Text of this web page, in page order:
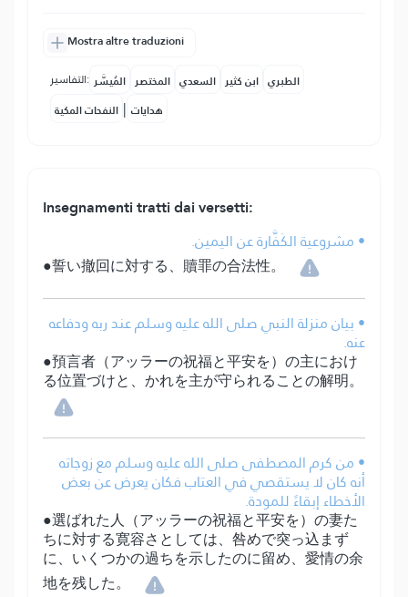
Mostra altre traduzioni
التفاسير: المُيسَّر المختصر السعدي ابن كثير الطبري
النفحات المكية | هدايات
Insegnamenti tratti dai versetti:
• مشروعية الكَفَّارة عن اليمين.
●誓い撤回に対する、贖罪の合法性。
• بيان منزلة النبي صلى الله عليه وسلم عند ربه ودفاعه
عنه.
●預言者（アッラーの祝福と平安を）の主におけ
る位置づけと、かれを主が守られることの解明。
• من كرم المصطفى صلى الله عليه وسلم مع زوجاته
أنه كان لا يستقصي في العتاب فكان يعرض عن بعض
الأخطاء إبقاءً للمودة.
●選ばれた人（アッラーの祝福と平安を）の妻た
ちに対する寛容さとしては、咎めで突っ込まず
に、いくつかの過ちを示したのに留め、愛情の余
地を残した。